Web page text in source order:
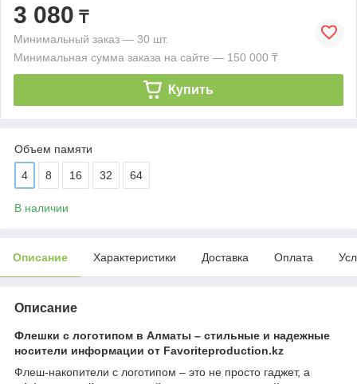
3 080 ₸
Минимальный заказ — 30 шт.
Минимальная сумма заказа на сайте — 150 000 ₸
Купить
Объем памяти
4 8 16 32 64
В наличии
Описание Характеристики Доставка Оплата
Описание
Флешки с логотипом в Алматы – стильные и надежные
носители информации от Favoriteproduction.kz
Флеш-накопители с логотипом – это не просто гаджет, а